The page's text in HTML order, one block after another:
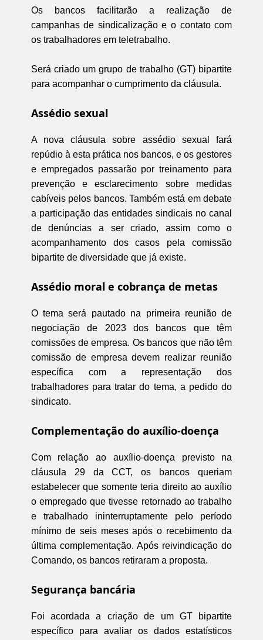
Os bancos facilitarão a realização de
campanhas de sindicalização e o contato com
os trabalhadores em teletrabalho.
Será criado um grupo de trabalho (GT) bipartite
para acompanhar o cumprimento da cláusula.
Assédio sexual
A nova cláusula sobre assédio sexual fará
repúdio à esta prática nos bancos, e os gestores
e empregados passarão por treinamento para
prevenção e esclarecimento sobre medidas
cabíveis pelos bancos. Também está em debate
a participação das entidades sindicais no canal
de denúncias a ser criado, assim como o
acompanhamento dos casos pela comissão
bipartite de diversidade que já existe.
Assédio moral e cobrança de metas
O tema será pautado na primeira reunião de
negociação de 2023 dos bancos que têm
comissões de empresa. Os bancos que não têm
comissão de empresa devem realizar reunião
específica com a representação dos
trabalhadores para tratar do tema, a pedido do
sindicato.
Complementação do auxílio-doença
Com relação ao auxílio-doença previsto na
cláusula 29 da CCT, os bancos queriam
estabelecer que somente teria direito ao auxílio
o empregado que tivesse retornado ao trabalho
e trabalhado ininterruptamente pelo período
mínimo de seis meses após o recebimento da
última complementação. Após reivindicação do
Comando, os bancos retiraram a proposta.
Segurança bancária
Foi acordada a criação de um GT bipartite
específico para avaliar os dados estatísticos